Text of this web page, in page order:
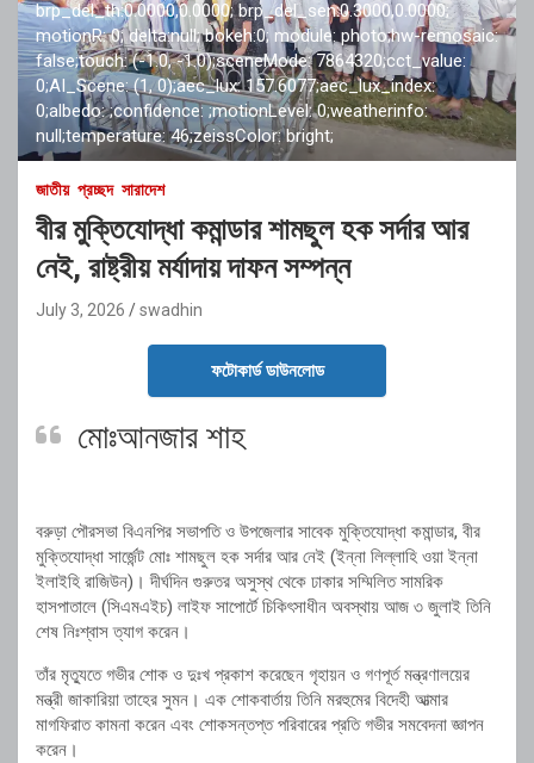
brp_del_th:0.0000,0.0000; brp_del_sen:0.3000,0.0000;
motionR: 0; delta:null; bokeh:0; module: photo;hw-remosaic:
false;touch: (-1.0, -1.0);sceneMode: 7864320;cct_value:
0;AI_Scene: (1, 0);aec_lux: 157.6077;aec_lux_index:
0;albedo: ;confidence: ;motionLevel: 0;weatherinfo:
null;temperature: 46;zeissColor: bright;
জাতীয় প্রচ্ছদ সারাদেশ
বীর মুক্তিযোদ্ধা কমান্ডার শামছুল হক সর্দার আর
নেই, রাষ্ট্রীয় মর্যাদায় দাফন সম্পন্ন
July 3, 2026 swadhin
ফটোকার্ড ডাউনলোড
মোঃআনজার শাহ
বরুড়া পৌরসভা বিএনপির সভাপতি ও উপজেলার সাবেক মুক্তিযোদ্ধা কমান্ডার, বীর
মুক্তিযোদ্ধা সার্জেন্ট মোঃ শামছুল হক সর্দার আর নেই (ইন্না লিল্লাহি ওয়া ইন্না
ইলাইহি রাজিউন)। দীর্ঘদিন গুরুতর অসুস্থ থেকে ঢাকার সম্মিলিত সামরিক
হাসপাতালে (সিএমএইচ) লাইফ সাপোর্টে চিকিৎসাধীন অবস্থায় আজ ৩ জুলাই তিনি
শেষ নিঃশ্বাস ত্যাগ করেন।
তাঁর মৃত্যুতে গভীর শোক ও দুঃখ প্রকাশ করেছেন গৃহায়ন ও গণপূর্ত মন্ত্রণালয়ের
মন্ত্রী জাকারিয়া তাহের সুমন। এক শোকবার্তায় তিনি মরহুমের বিদেহী আত্মার
মাগফিরাত কামনা করেন এবং শোকসন্তপ্ত পরিবারের প্রতি গভীর সমবেদনা জ্ঞাপন
করেন।